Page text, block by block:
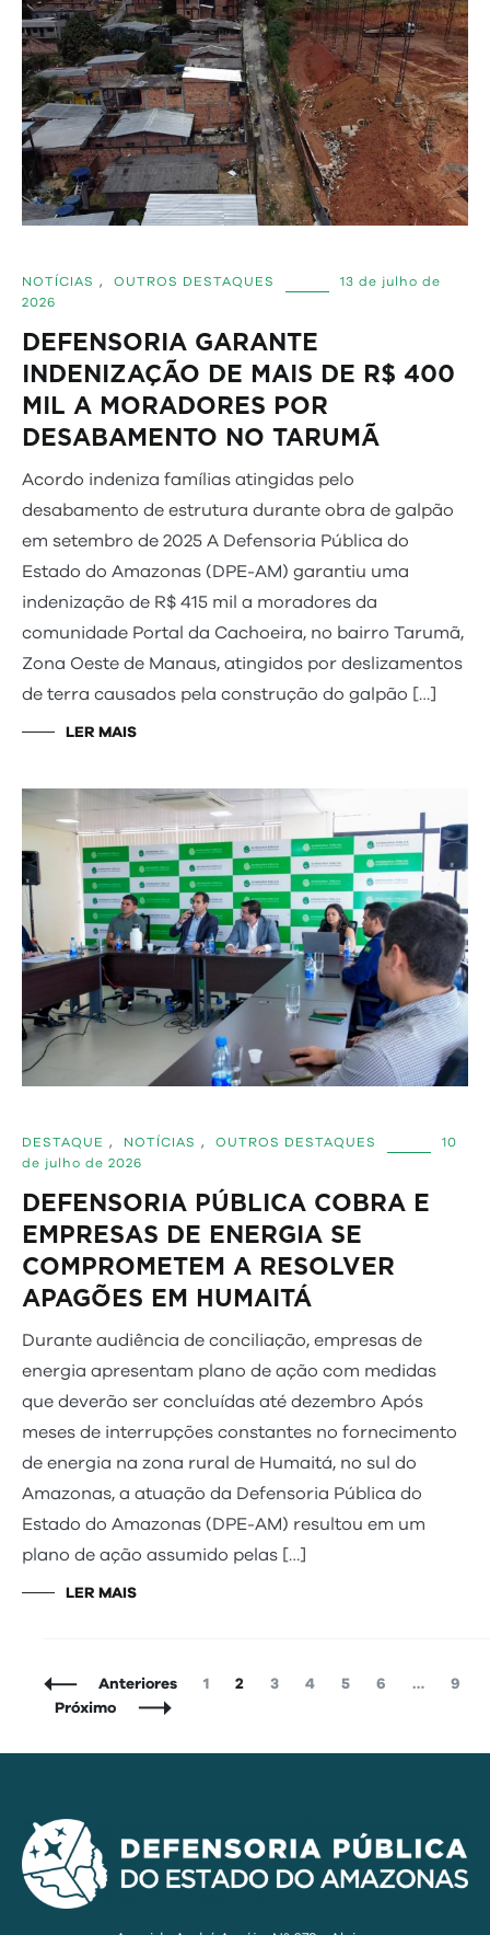
NOTÍCIAS , OUTROS DESTAQUES
13 de julho de
2026
DEFENSORIA GARANTE
INDENIZAÇÃO DE MAIS DE R$ 400
MIL A MORADORES POR
DESABAMENTO NO TARUMÃ
Acordo indeniza famílias atingidas pelo
desabamento de estrutura durante obra de galpão
em setembro de 2025 A Defensoria Pública do
Estado do Amazonas (DPE-AM) garantiu uma
indenização de R$ 415 mil a moradores da
comunidade Portal da Cachoeira, no bairro Tarumã,
Zona Oeste de Manaus, atingidos por deslizamentos
de terra causados pela construção do galpão […]
LER MAIS
DESTAQUE , NOTÍCIAS , OUTROS DESTAQUES
10
de julho de 2026
DEFENSORIA PÚBLICA COBRA E
EMPRESAS DE ENERGIA SE
COMPROMETEM A RESOLVER
APAGÕES EM HUMAITÁ
Durante audiência de conciliação, empresas de
energia apresentam plano de ação com medidas
que deverão ser concluídas até dezembro Após
meses de interrupções constantes no fornecimento
de energia na zona rural de Humaitá, no sul do
Amazonas, a atuação da Defensoria Pública do
Estado do Amazonas (DPE-AM) resultou em um
plano de ação assumido pelas […]
LER MAIS
Navegação
de
Anteriores Página
1 Página
2 Página
3 Página
4 Página
5 Página
6 …
9
Próximo